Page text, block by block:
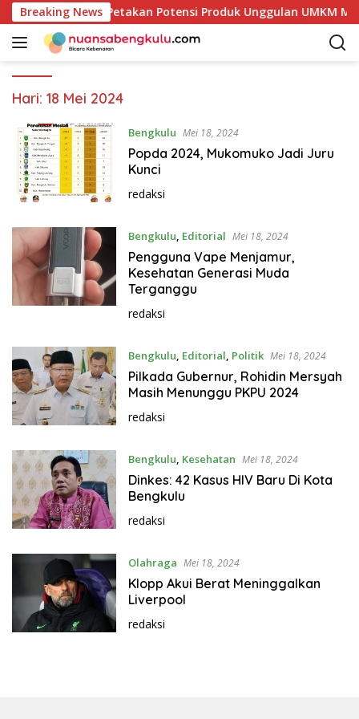
a
Breaking News
Kaur Mulai Petakan Potensi Produk Unggulan UMKM
Hari: 18 Mei 2024
Bengkulu Mei 18, 2024
Popda 2024, Mukomuko Jadi Juru
Kunci
redaksi
Bengkulu, Editorial Mei 18, 2024
Pengguna Vape Menjamur,
Kesehatan Generasi Muda
Terganggu
redaksi
Bengkulu, Editorial, Politik Mei 18, 2024
Pilkada Gubernur, Rohidin Mersyah
Masih Menunggu PKPU 2024
redaksi
Bengkulu, Kesehatan Mei 18, 2024
Dinkes: 42 Kasus HIV Baru Di Kota
Bengkulu
redaksi
Olahraga Mei 18, 2024
Klopp Akui Berat Meninggalkan
Liverpool
redaksi